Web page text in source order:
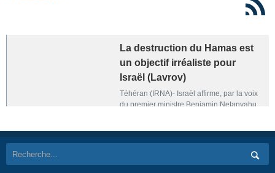
La destruction du Hamas est
un objectif irréaliste pour
Israël (Lavrov)
Téhéran (IRNA)- Israël affirme, par la voix
du premier ministre Benjamin Netanyahu,